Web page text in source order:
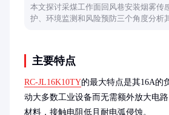
本文探讨采煤工作面回风巷安装烟雾传
护、环境监测和风险预防三个角度分析
主要特点
RC-JL16K10TY的最大特点是其16A的
动大多数工业设备而无需额外放大电
材料，接触电阻低且耐电弧侵蚀。